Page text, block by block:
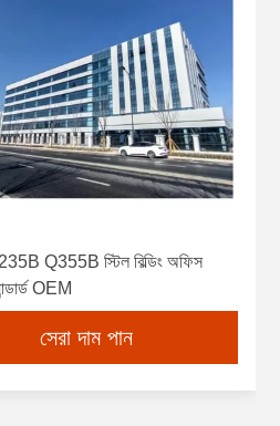
Q355B স্টিল বিল্ডিং অফিস
OEM
সেরা দাম পান